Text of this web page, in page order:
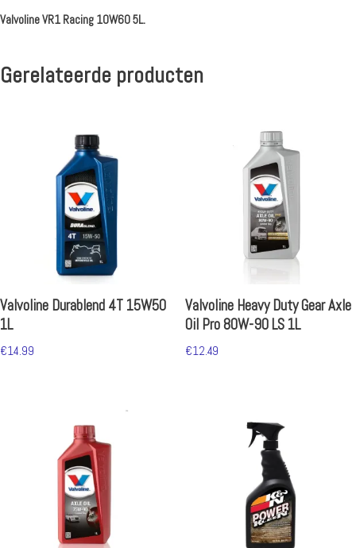
Valvoline VR1 Racing 10W60 5L.
Gerelateerde producten
Valvoline Durablend 4T 15W50
1L
€14.99
Valvoline Heavy Duty Gear Axle
Oil Pro 80W-90 LS 1L
€12.49